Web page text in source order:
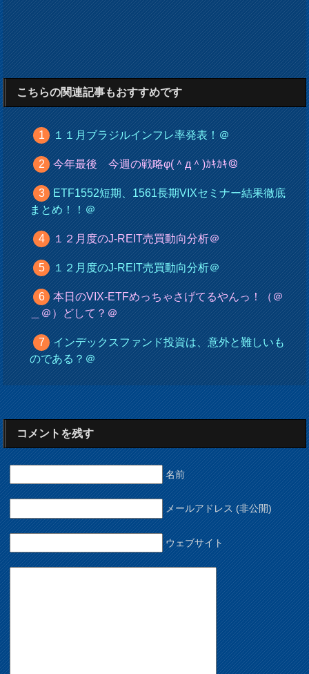
こちらの関連記事もおすすめです
１１月ブラジルインフレ率発表！＠
今年最後 今週の戦略φ(＾д＾)ｶｷｶｷ＠
ETF1552短期、1561長期VIXセミナー結果徹底
まとめ！！＠
１２月度のJ-REIT売買動向分析＠
１２月度のJ-REIT売買動向分析＠
本日のVIX-ETFめっちゃさげてるやんっ！（＠
＿＠）どして？＠
インデックスファンド投資は、意外と難しいも
のである？＠
コメントを残す
名前
メールアドレス (非公開)
ウェブサイト